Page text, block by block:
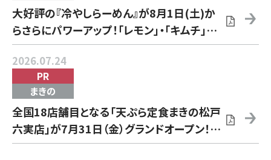
大好評の『冷やしらーめん』が8月1日(土)か
らさらにパワーアップ！「レモン」・「キムチ」の
鬼おろしを含む4商品を新発売！
PR
まきの
2026.07.24
全国18店舗目となる「天ぷら定食まきの松戸
六実店」が7月31日（金）グランドオープン！千
葉県に再上陸！